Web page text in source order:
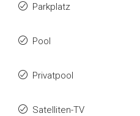
Parkplatz
Pool
Privatpool
Satelliten-TV